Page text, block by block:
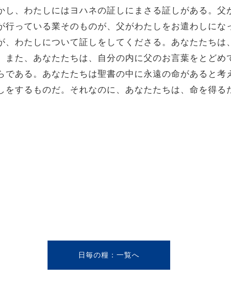
し、わたしにはヨハネの証しにまさる証しがある。父
っている業そのものが、父がわたしをお遣わしにな
、わたしについて証しをしてくださる。あなたたちは
また、あなたたちは、自分の内に父のお言葉をとどめ
ある。 あなたたちは聖書の中に永遠の命があると考
するものだ。 それなのに、あなたたちは、命を得る
日毎の糧